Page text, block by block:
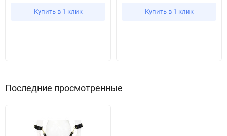
Купить в 1 клик Купить в 1 клик
Последние просмотренные